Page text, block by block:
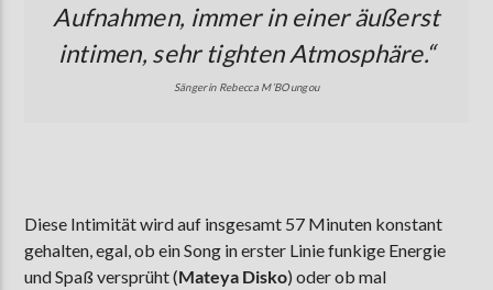
Aufnahmen, immer in einer äußerst
intimen, sehr tighten Atmosphäre.“
Sängerin Rebecca M’BOungou
Diese Intimität wird auf insgesamt 57 Minuten konstant
gehalten, egal, ob ein Song in erster Linie funkige Energie
und Spaß versprüht (Mateya Disko) oder ob mal